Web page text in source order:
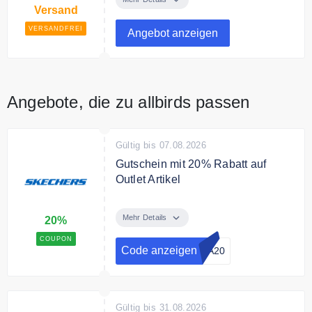
Versand
VERSANDFREI Angebot anzeigen
Angebote, die zu allbirds passen
20%
COUPON
Gültig bis 07.08.2026
Gutschein mit 20% Rabatt auf
Outlet Artikel
sichere Dir 20% zusätzlich
Rabattschuhe auf Outlet Artikel.
Mehr Details
Code anzeigen RA20
Gültig bis 31.08.2026